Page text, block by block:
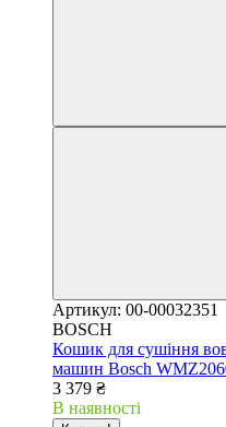
Артикул: 00-00032351
BOSCH
Кошик для сушіння
машин Bosch
3 379 ₴
В наявності